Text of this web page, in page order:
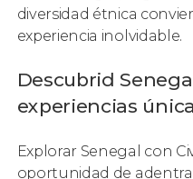
diversidad étnica
experiencia inolvidable.
Descubrid
experiencias
Explorar Senegal con
oportunidad de